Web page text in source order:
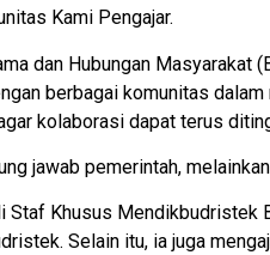
Kami Pengajar.
dan Hubungan
berbagai komunitas
kolaborasi dapat terus
jawab pemerintah,
Staf Khusus
Selain itu, ia juga